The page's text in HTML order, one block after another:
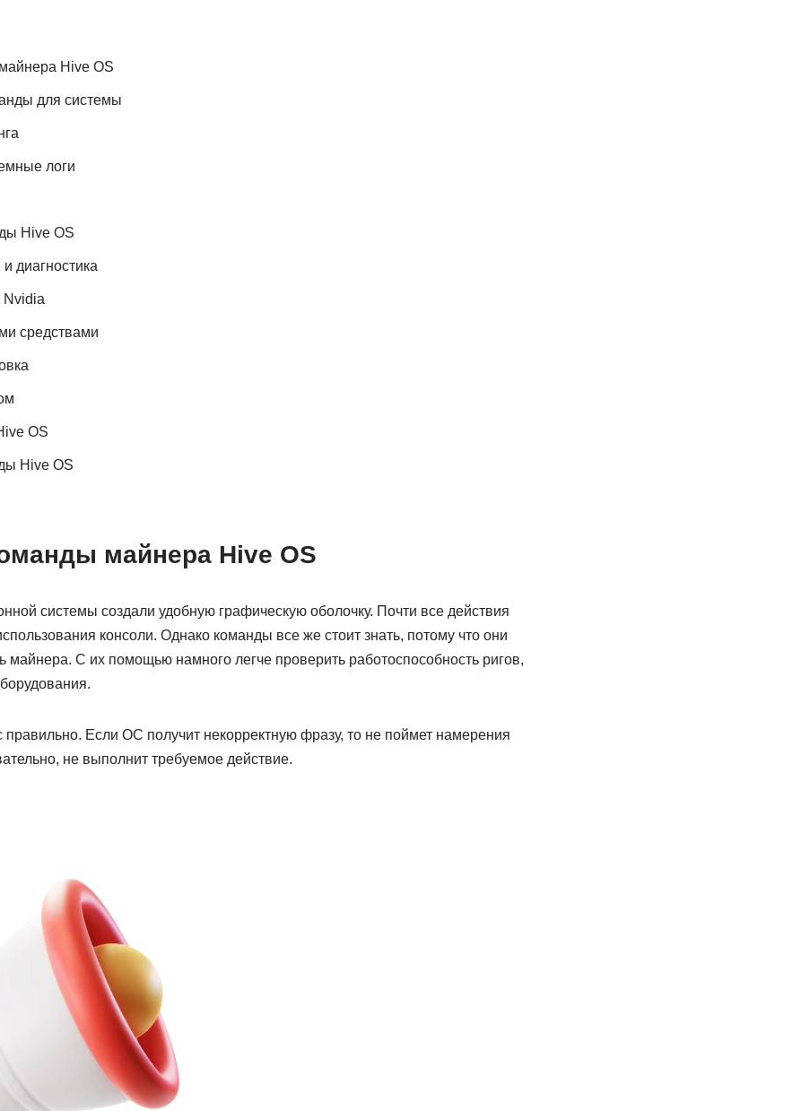
Hive OS
для системы
логи
Hive OS
диагностика
Nvidia
средствами
OS
Hive OS
майнера Hive OS
системы создали удобную графическую оболочку. Почти все действия
консоли. Однако команды все же стоит знать, потому что они
майнера. С их помощью намного легче проверить работоспособность ригов,
правильно. Если ОС получит некорректную фразу, то не поймет намерения
не выполнит требуемое действие.